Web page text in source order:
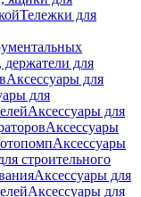
Тележки для
для
Аксессуары для
для
Аксессуары для
Аксессуары
Аксессуары
строительного
Аксессуары для
Аксессуары для